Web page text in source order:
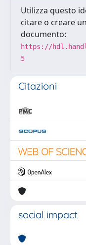
Utilizza questo
citare o creare
documento:
https://
5
Citazioni
social impact